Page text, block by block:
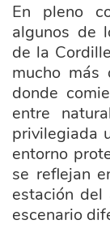
En pleno
algunos de
de la
mucho
donde
entre
privilegiada
entorno
se reflejan
estación
escenario